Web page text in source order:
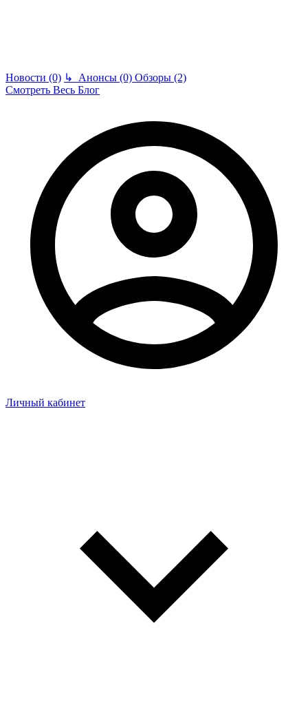
Новости (0) ↳ Анонсы (0) Обзоры (2)
Смотреть Весь Блог
Личный кабинет